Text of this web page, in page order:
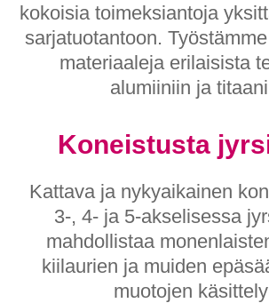
kokoisia toimeksiantoja
sarjatuotantoon.
materiaaleja erilaisista
alumiiniin ja
Koneistusta
Kattava ja nykyaikainen
3-, 4- ja 5-akselisessa
mahdollistaa
kiilaurien ja muiden
muotojen